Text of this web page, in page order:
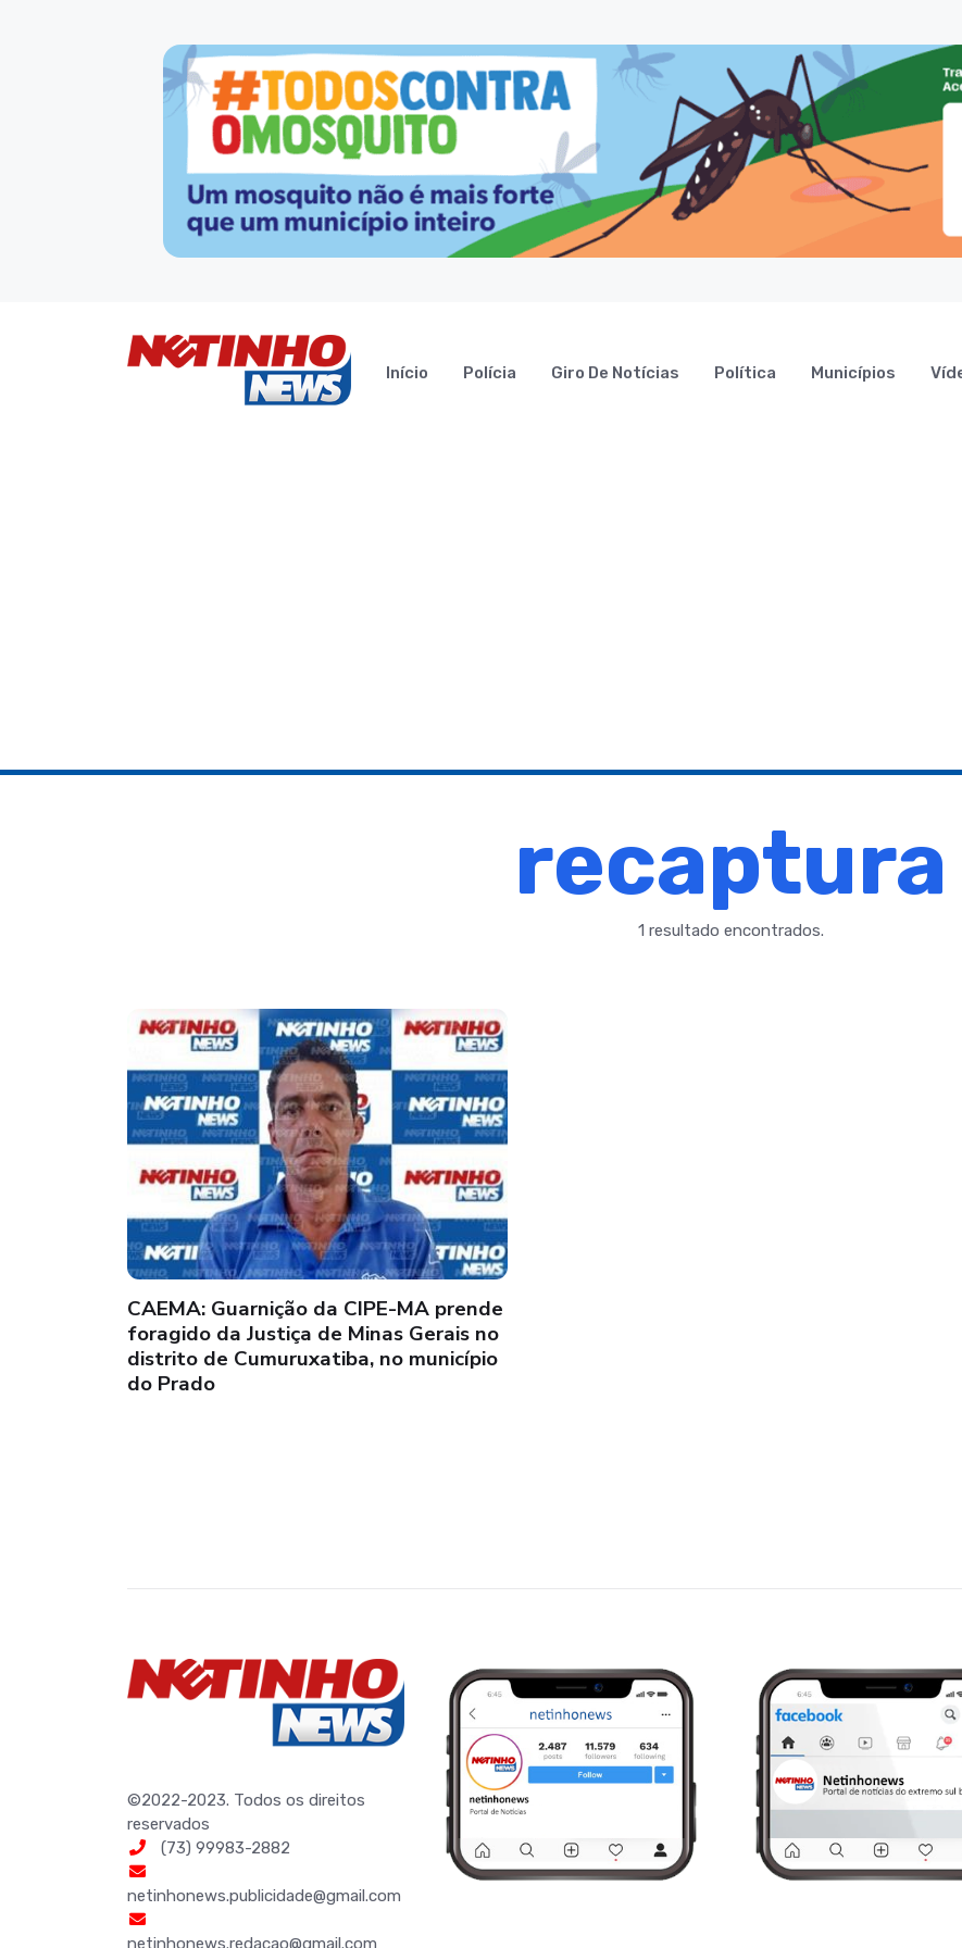
Início Polícia Giro De Notícias Política Municípios
recaptura
1 resultado encontrados.
CAEMA: Guarnição da CIPE-MA prende
foragido da Justiça de Minas Gerais no
distrito de Cumuruxatiba, no município
do Prado
©2022-2023. Todos os direitos
reservados
(73) 99983-2882
netinhonews.publicidade@gmail.com
netinhonews.redacao@gmail.com